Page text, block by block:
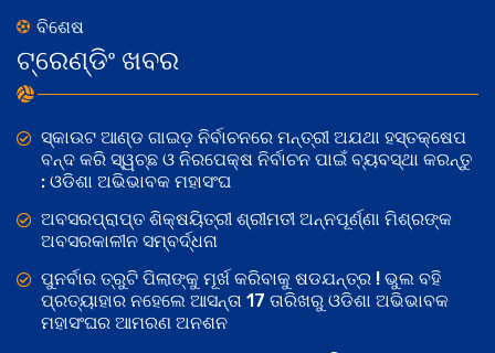
ବିଶେଷ
ଟ୍ରେଣ୍ଡିଂ ଖବର
ସ୍କାଉଟ ଆଣ୍ଡ ଗାଇଡ଼ ନିର୍ବାଚନରେ ମନ୍ତ୍ରୀ ଅଯଥା ହସ୍ତକ୍ଷେପ
ବନ୍ଦ କରି ସ୍ୱଚ୍ଛ ଓ ନିରପେକ୍ଷ ନିର୍ବାଚନ ପାଇଁ ବ୍ୟବସ୍ଥା କରନ୍ତୁ
: ଓଡିଶା ଅଭିଭାବକ ମହାସଂଘ
ଅବସରପ୍ରାପ୍ତ ଶିକ୍ଷୟିତ୍ରୀ ଶ୍ରୀମତୀ ଅନ୍ନପୂର୍ଣ୍ଣା ମିଶ୍ରଙ୍କ
ଅବସରକାଳୀନ ସମ୍ବର୍ଦ୍ଧନା
ପୁନର୍ବାର ତ୍ରୁଟି ପିଲାଙ୍କୁ ମୂର୍ଖ କରିବାକୁ ଷଡଯନ୍ତ୍ର ! ଭୁଲ ବହି
ପ୍ରତ୍ୟାହାର ନହେଲେ ଆସନ୍ତା 17 ତାରିଖରୁ ଓଡିଶା ଅଭିଭାବକ
ମହାସଂଘର ଆମରଣ ଅନଶନ